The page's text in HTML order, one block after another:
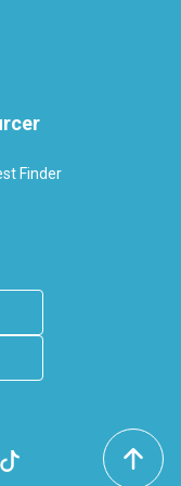
Finder